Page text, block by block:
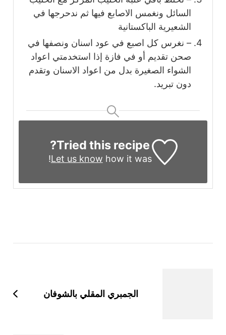
السائل ونغمس الاصابع فيها ثم ندحرجها في
الشعيرية الباكستانية
– نغرس كل اصبع في عود اسنان ونصفها في
صحن تقديم أو في فازة إذا استخدمتي اعواد
الشواء الصغيرة بدل من اعواد الاسنان وتقدم
دون تبريد.
Tried this recipe?
Let us know how it was!
الجمبري المقلي بالشوفان